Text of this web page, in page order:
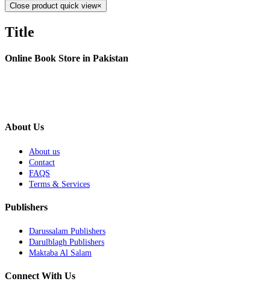
Close product quick view×
Title
Online Book Store in Pakistan
About Us
About us
Contact
FAQS
Terms & Services
Publishers
Darussalam Publishers
Darulblagh Publishers
Maktaba Al Salam
Connect With Us